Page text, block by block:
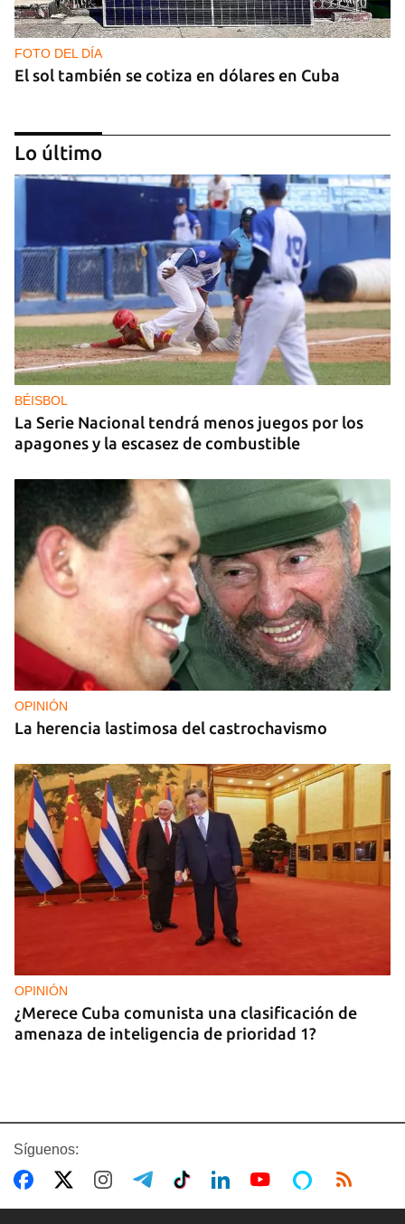
FOTO DEL DÍA
El sol también se cotiza en dólares en Cuba
GAS
Los puntos de ProGas vuelven a cerrar en La
Habana tras agotarse las balitas de gas en
dólares
Lo último
BÉISBOL
La Serie Nacional tendrá menos juegos por los
apagones y la escasez de combustible
OPINIÓN
La herencia lastimosa del castrochavismo
OPINIÓN
¿Merece Cuba comunista una clasificación de
amenaza de inteligencia de prioridad 1?
Síguenos: